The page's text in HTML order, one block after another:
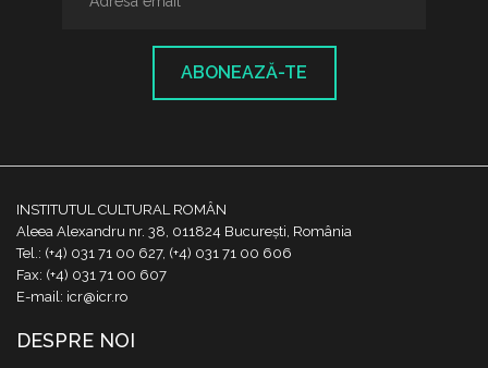
ABONEAZĂ-TE
INSTITUTUL CULTURAL ROMÂN
Aleea Alexandru nr. 38, 011824 București, România
Tel.: (+4) 031 71 00 627, (+4) 031 71 00 606
Fax: (+4) 031 71 00 607
E-mail: icr@icr.ro
DESPRE NOI